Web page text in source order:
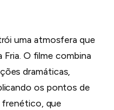
uma atmosfera que
O filme combina
dramáticas,
os pontos de
frenético, que